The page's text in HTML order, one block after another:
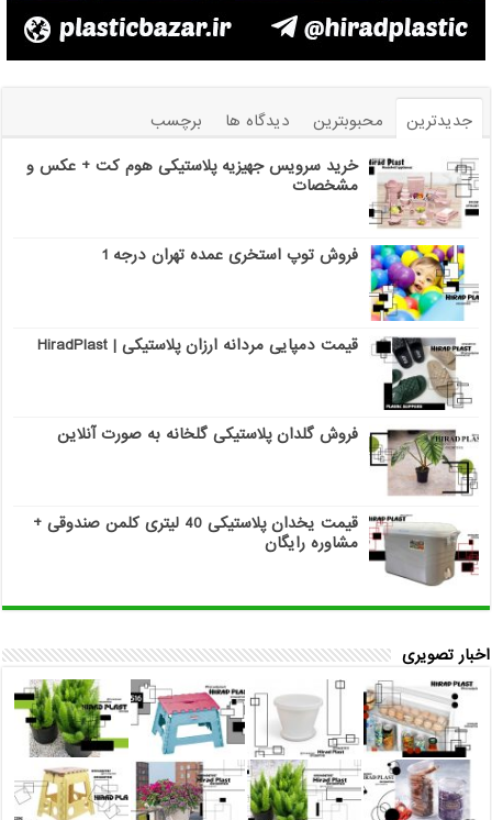
جدیدترین محبوبترین دیدگاه ها
برچسب
خرید سرویس جهیزیه پلاستیکی هوم کت + عکس و
مشخصات
فروش توپ استخری عمده تهران درجه 1
قیمت دمپایی مردانه ارزان پلاستیکی | HiradPlast
فروش گلدان پلاستیکی گلخانه به صورت آنلاین
قیمت یخدان پلاستیکی 40 لیتری کلمن صندوقی +
مشاوره رایگان
اخبار تصویری